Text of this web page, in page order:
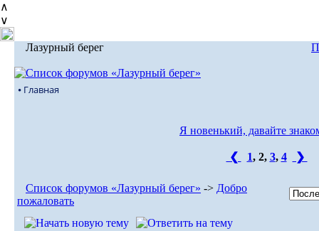
∧
∨
Лазурный берег
⦁ Главная
Я новенький, давайте
❮ 1, 2, 3, 4 ❯
Список форумов «Лазурный берег» -> Добро
пожаловать